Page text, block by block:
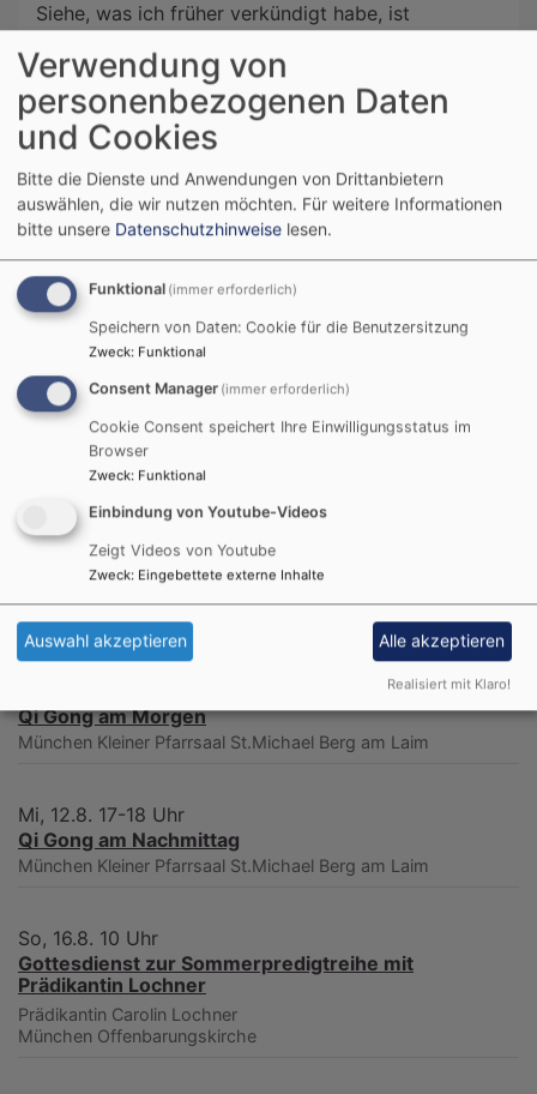
Siehe, was ich früher verkündigt habe, ist
denn es sprosst, lasse ich's euch hören.
Jesaja 42,9
Der Menschensohn ist's, der den guten Samen sät.
Der Acker ist die Welt.
Matthäus 13,37-38
© Evangelische Brüder-Unität –Herrnhuter Brüdergemeine
Weitere Informationen finden Sie
Die nächsten Termine
So, 9.8. 10 Uhr
Gottesdienst zur Sommerpredigtreihe in der
Dietrich-Bonhoeffer-Kirche, mit Pfarrerin Übler
Pfarrerin Verena Übler
Mo, 10.8. 20 Uhr
Orgelkonzert mit Benedikt Flurl
München Offenbarungskirche
Qi Gong am Morgen
München Kleiner Pfarrsaal St.Michael Berg am Laim
Mi, 12.8. 17-18 Uhr
Qi Gong am Nachmittag
München Kleiner Pfarrsaal St.Michael Berg am Laim
So, 16.8. 10 Uhr
Gottesdienst zur Sommerpredigtreihe mit
Prädikantin Lochner
Prädikantin Carolin Lochner
München Offenbarungskirche
Verwendung von
personenbezogenen Daten
und Cookies
Bitte die Dienste und Anwendungen von Drittanbietern
auswählen, die wir nutzen möchten. Für weitere Informationen
bitte unsere Datenschutzhinweise lesen.
Funktional (immer erforderlich)
Speichern von Daten: Cookie für die Benutzersitzung
Zweck: Funktional
Consent Manager (immer erforderlich)
Cookie Consent speichert Ihre Einwilligungsstatus im
Browser
Zweck: Funktional
Einbindung von Youtube-Videos
Zeigt Videos von Youtube
Zweck: Eingebettete externe Inhalte
Auswahl akzeptieren Alle akzeptieren
Realisiert mit Klaro!